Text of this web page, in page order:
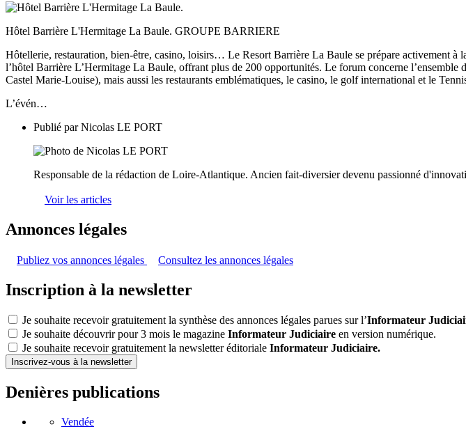
Hôtel Barrière L'Hermitage La Baule. GROUPE BARRIERE
Hôtellerie, restauration, bien-être, casino, loisirs… Le Resort Barrière La Baule se prépare activement
l’hôtel Barrière L’Hermitage La Baule, offrant plus de 200 opportunités. Le forum concerne
Castel Marie-Louise), mais aussi les restaurants emblématiques, le casino, le golf international et le
L’évén…
Publié parNicolas LE PORT
Responsable de la rédaction de Loire-Atlantique. Ancien fait-diversier devenu passionné
Voir les articles
Annonces légales
Publiez vos annonces légales Consultez les annonces légales
Inscription à la newsletter
Je souhaite recevoir gratuitement la synthèse des annonces légales parues sur l’Informateur
Je souhaite découvrir pour 3 mois le magazine Informateur Judiciaire en version numérique.
Je souhaite recevoir gratuitement la newsletter éditoriale Informateur Judiciaire.
Inscrivez-vous à la newsletter
Denières publications
Vendée